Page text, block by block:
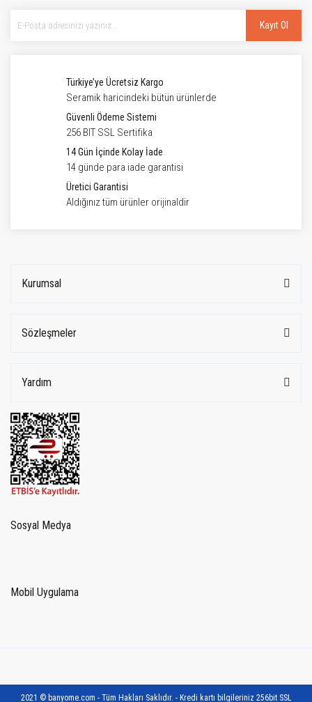
Kayıt Ol
Türkiye’ye Ücretsiz Kargo
Seramik haricindeki bütün ürünlerde
Güvenli Ödeme Sistemi
256 BIT SSL Sertifika
14 Gün İçinde Kolay İade
14 günde para iade garantisi
Üretici Garantisi
Aldığınız tüm ürünler orijinaldir
Kurumsal
Sözleşmeler
Yardım
Sosyal Medya
Mobil Uygulama
2021 © banyome.com - Tüm Hakları Saklıdır. - Kredi kartı bilgileriniz 256bit SSL